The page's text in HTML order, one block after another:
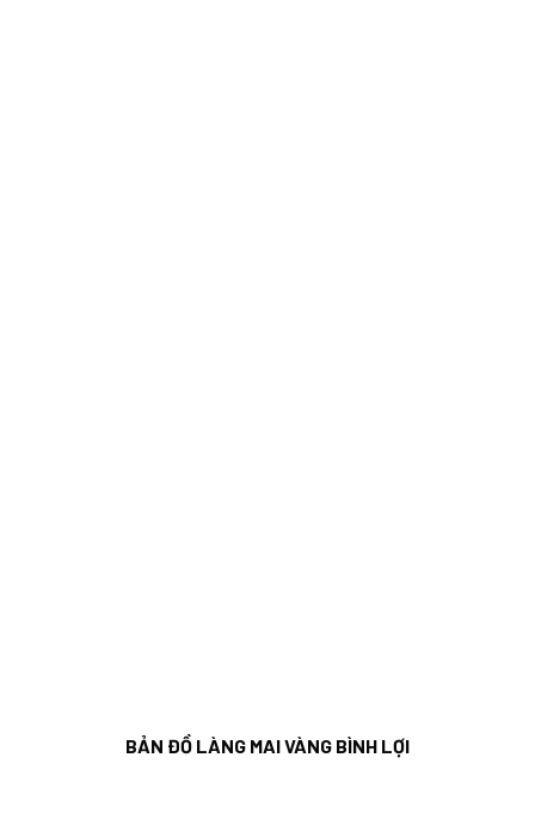
BẢN ĐỒ LÀNG MAI VÀNG BÌNH LỢI